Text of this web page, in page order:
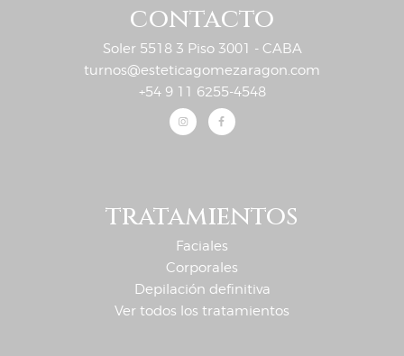
contacto
Soler 5518 3 Piso 3001 - CABA
turnos@esteticagomezaragon.com
+54 9 11 6255-4548
tratamientos
Faciales
Corporales
Depilación definitiva
Ver todos los tratamientos